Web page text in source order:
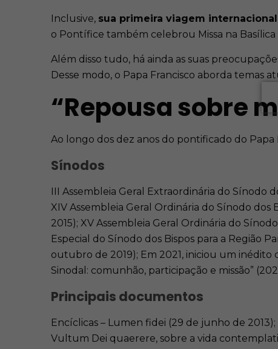
Inclusive, sua primeira viagem
o Pontífice também celebrou Missa na Basílica
Além disso tudo, há ainda as suas
Desse modo, o Papa Francisco aborda temas
“Repousa sobre
Ao longo dos dez anos do pontificado do
Sínodos
III Assembleia Geral Extraordinária do Sínodo
XIV Assembleia Geral Ordinária do Sínodo
2015); XV Assembleia Geral Ordinária do
Especial do Sínodo dos Bispos para a Região
outubro de 2019); Em 2021, iniciou um inédito
Sinodal: comunhão, participação e missão”
Principais documentos
Encíclicas – Lumen fidei (29 de junho de
Vultum Dei quaerere, sobre a vida